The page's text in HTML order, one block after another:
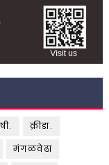
क्रीडा.
मंगळवेढा